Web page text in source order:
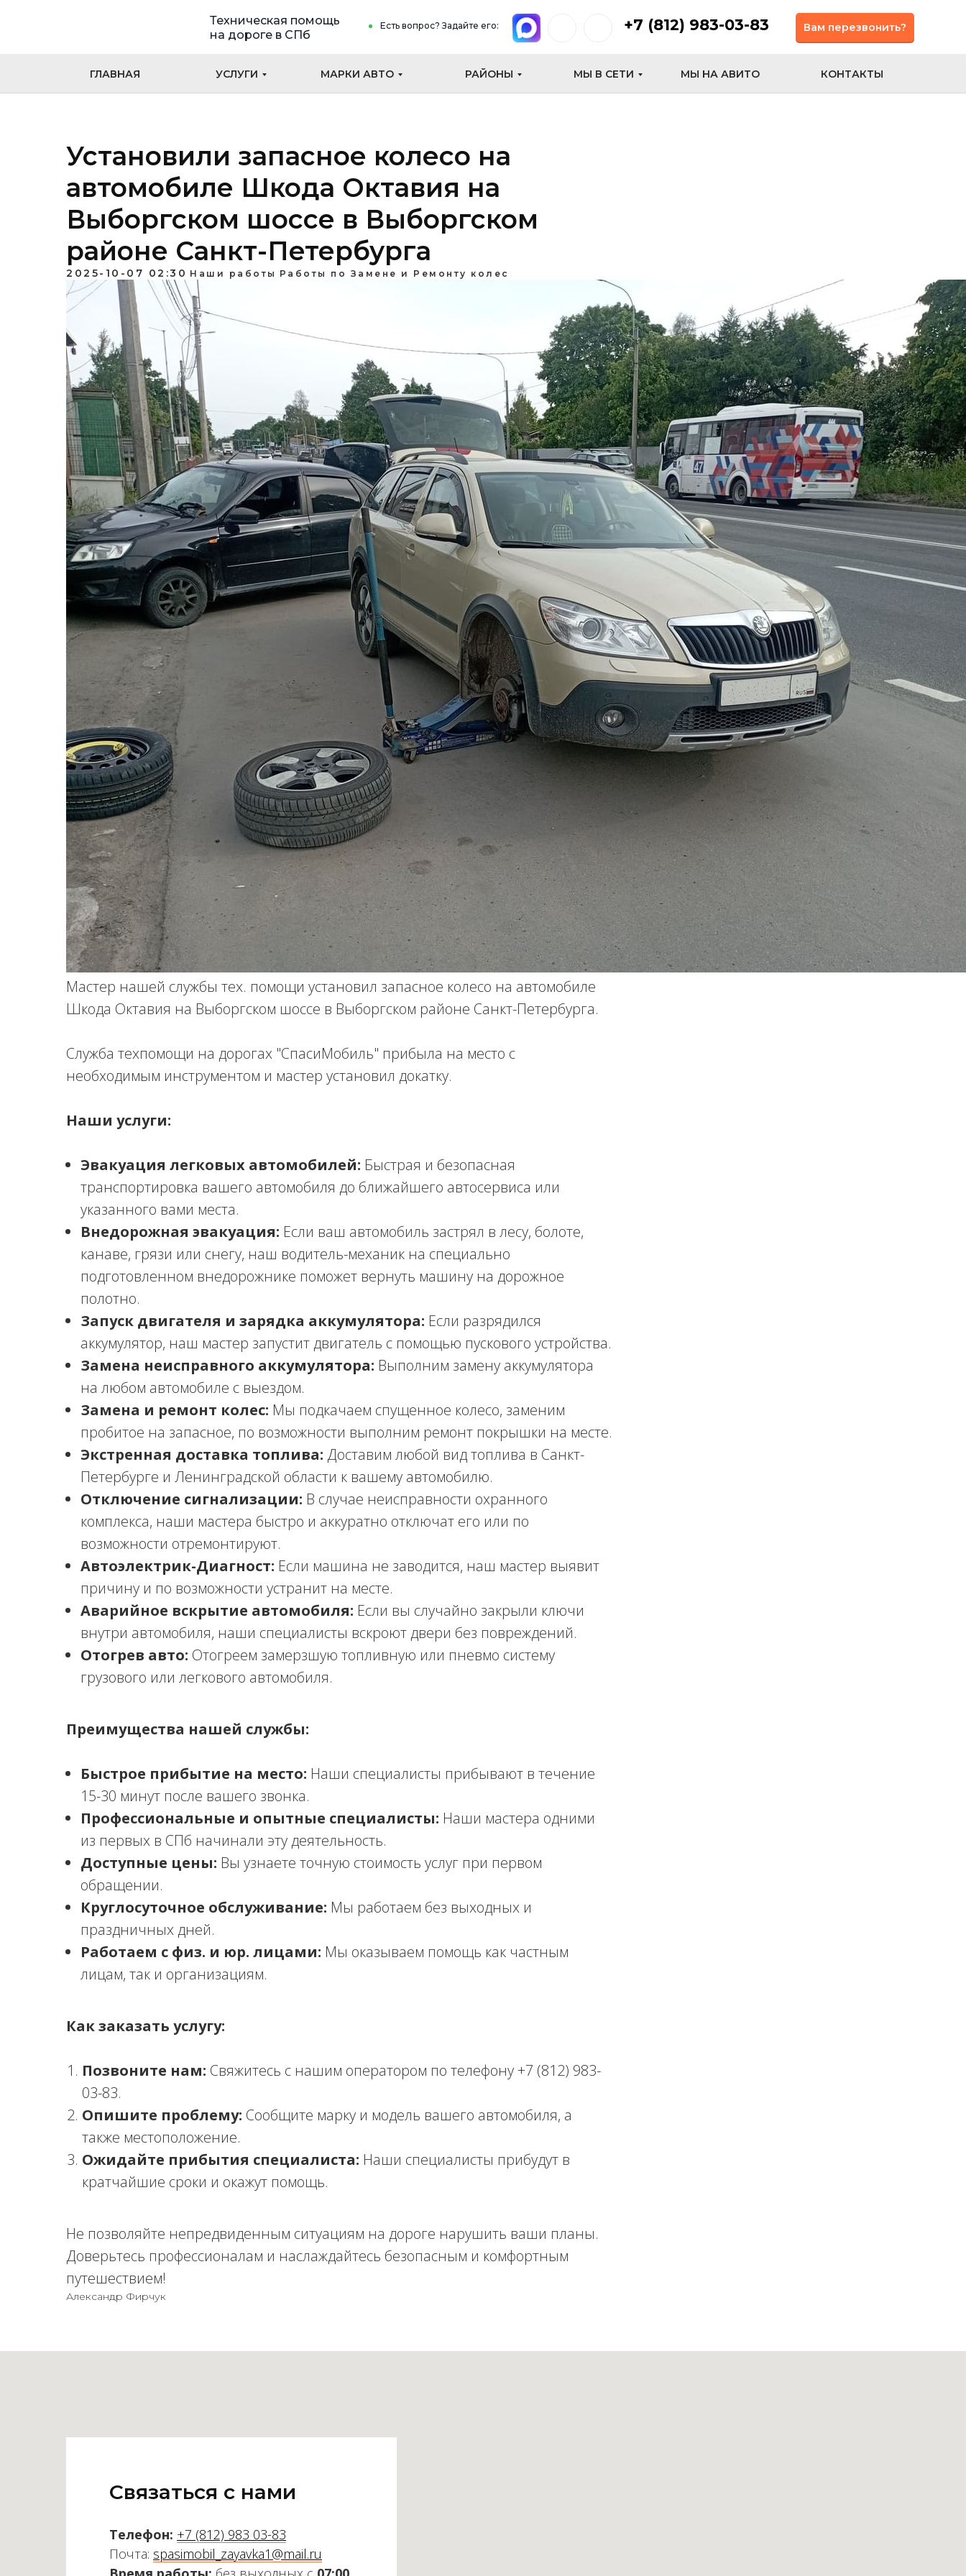
Есть вопрос? Задайте его:
ГЛАВНАЯ
+7 (812) 983-03-83
УСЛУГИ МАРКИ АВТО РАЙОНЫ МЫ В СЕТИ МЫ НА АВИТО КОНТАКТЫ
Вам перезвонить?
Техническая помощь
на дороге в СПб
Установили запасное колесо на
автомобиле Шкода Октавия на
Выборгском шоссе в Выборгском
районе Санкт-Петербурга
2025-10-07 02:30 Наши работы Работы по Замене и Ремонту колес
Мастер нашей службы тех. помощи установил запасное колесо на автомобиле
Шкода Октавия на Выборгском шоссе в Выборгском районе Санкт-Петербурга.
Служба техпомощи на дорогах "СпасиМобиль" прибыла на место с
необходимым инструментом и мастер установил докатку.
Наши услуги:
Эвакуация легковых автомобилей: Быстрая и безопасная
транспортировка вашего автомобиля до ближайшего автосервиса или
указанного вами места.
Внедорожная эвакуация: Если ваш автомобиль застрял в лесу, болоте,
канаве, грязи или снегу, наш водитель-механик на специально
подготовленном внедорожнике поможет вернуть машину на дорожное
полотно.
Запуск двигателя и зарядка аккумулятора: Если разрядился
аккумулятор, наш мастер запустит двигатель с помощью пускового устройства.
Замена неисправного аккумулятора: Выполним замену аккумулятора
на любом автомобиле с выездом.
Замена и ремонт колес: Мы подкачаем спущенное колесо, заменим
пробитое на запасное, по возможности выполним ремонт покрышки на месте.
Экстренная доставка топлива: Доставим любой вид топлива в Санкт-
Петербурге и Ленинградской области к вашему автомобилю.
Отключение сигнализации: В случае неисправности охранного
комплекса, наши мастера быстро и аккуратно отключат его или по
возможности отремонтируют.
Автоэлектрик-Диагност: Если машина не заводится, наш мастер выявит
причину и по возможности устранит на месте.
Аварийное вскрытие автомобиля: Если вы случайно закрыли ключи
внутри автомобиля, наши специалисты вскроют двери без повреждений.
Отогрев авто: Отогреем замерзшую топливную или пневмо систему
грузового или легкового автомобиля.
Преимущества нашей службы:
Быстрое прибытие на место: Наши специалисты прибывают в течение
15-30 минут после вашего звонка.
Профессиональные и опытные специалисты: Наши мастера одними
из первых в СПб начинали эту деятельность.
Доступные цены: Вы узнаете точную стоимость услуг при первом
обращении.
Круглосуточное обслуживание: Мы работаем без выходных и
праздничных дней.
Работаем с физ. и юр. лицами: Мы оказываем помощь как частным
лицам, так и организациям.
Как заказать услугу:
Позвоните нам: Свяжитесь с нашим оператором по телефону +7 (812) 983-
03-83.
Опишите проблему: Сообщите марку и модель вашего автомобиля, а
также местоположение.
Ожидайте прибытия специалиста: Наши специалисты прибудут в
кратчайшие сроки и окажут помощь.
Не позволяйте непредвиденным ситуациям на дороге нарушить ваши планы.
Доверьтесь профессионалам и наслаждайтесь безопасным и комфортным
путешествием!
Александр Фирчук
Связаться с нами
Телефон: +7 (812) 983 03-83
Почта: spasimobil_zayavka1@mail.ru